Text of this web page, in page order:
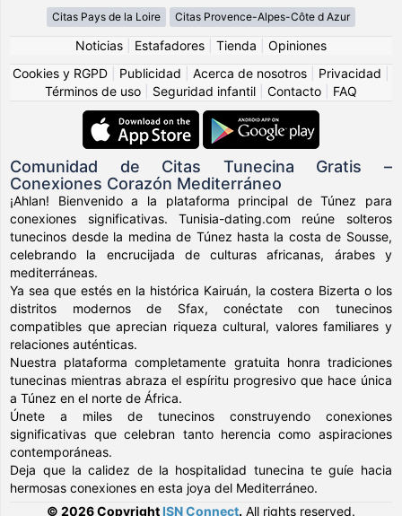
Citas Pays de la Loire Citas Provence-Alpes-Côte d Azur
Noticias Estafadores Tienda
Opiniones
Cookies y RGPD
Publicidad Acerca de nosotros Privacidad
Términos de uso
Seguridad infantil Contacto FAQ
Comunidad de Citas Tunecina Gratis –
Conexiones Corazón Mediterráneo
¡Ahlan! Bienvenido a la plataforma principal de Túnez para
conexiones significativas. Tunisia-dating.com reúne solteros
tunecinos desde la medina de Túnez hasta la costa de Sousse,
celebrando la encrucijada de culturas africanas, árabes y
mediterráneas.
Ya sea que estés en la histórica Kairuán, la costera Bizerta o los
distritos modernos de Sfax, conéctate con tunecinos
compatibles que aprecian riqueza cultural, valores familiares y
relaciones auténticas.
Nuestra plataforma completamente gratuita honra tradiciones
tunecinas mientras abraza el espíritu progresivo que hace única
a Túnez en el norte de África.
Únete a miles de tunecinos construyendo conexiones
significativas que celebran tanto herencia como aspiraciones
contemporáneas.
Deja que la calidez de la hospitalidad tunecina te guíe hacia
hermosas conexiones en esta joya del Mediterráneo.
© 2026 Copyright ISN Connect. All rights reserved.